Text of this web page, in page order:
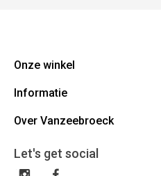
Onze winkel
Vanzeebroeck Motors
1600 Sint-Pieters-Leeuw
023316022
BE0425198510
Informatie
Bestelling annuleren
Algemene voorwaarden
Over Vanzeebroeck
Cadeaubon
Verzenden & Retourneren
Let's get social